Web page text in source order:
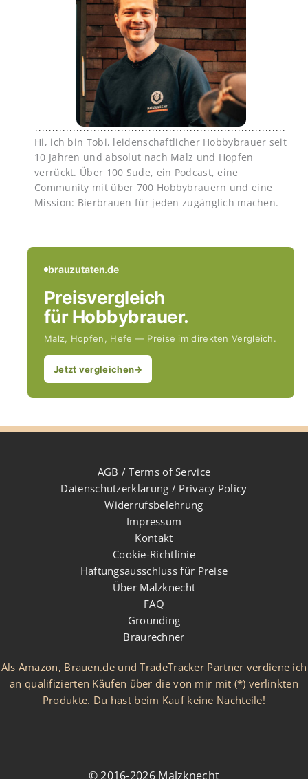
Hi, ich bin Tobi, leidenschaftlicher Hobbybrauer seit
10 Jahren und absolut nach Malz und Hopfen
verrückt. Über 100 Sude, ein Podcast, eine
Community mit über 700 Hobbybrauern und eine
Mission: Bierbrauen für jeden zugänglich machen.
brauzutaten.de
Preisvergleich
für Hobbybrauer.
Malz, Hopfen, Hefe — Preise im direkten Vergleich.
Jetzt vergleichen→
AGB / Terms of Service
Datenschutzerklärung / Privacy Policy
Widerrufsbelehrung
Impressum
Kontakt
Cookie-Richtlinie
Haftungsausschluss für Preise
Über Malzknecht
FAQ
Grounding
Braurechner
Als Amazon, Brauen.de und TradeTracker Partner verdiene ich
an qualifizierten Käufen über die von mir mit (*) verlinkten
Produkte. Du hast beim Kauf keine Nachteile!
© 2016-2026 Malzknecht